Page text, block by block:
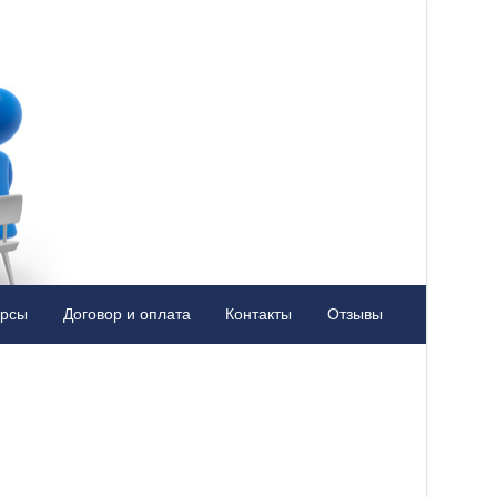
Договор и оплата Контакты Отзывы